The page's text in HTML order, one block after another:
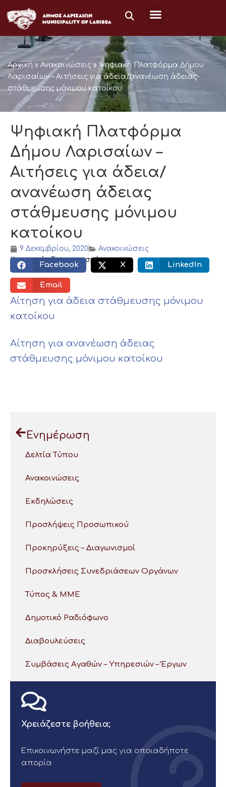
στο
περιεχόμενο
Αρχική » Ανακοινώσεις » Ψηφιακή Πλατφόρμα Δήμου
Λαρισαίων – Αιτήσεις για άδεια/ανανέωση άδειας
στάθμευσης μόνιμου κατοίκου
Ψηφιακή Πλατφόρμα
Δήμου Λαρισαίων –
Αιτήσεις για άδεια/
ανανέωση άδειας
στάθμευσης μόνιμου
κατοίκου
9 Δεκεμβρίου, 2020
Ανακοινώσεις
Κοινωνικός διαμοιρασμός:
Facebook X LinkedIn
Email
Αίτηση για άδεια στάθμευσης μόνιμου
κατοίκου
Αίτηση για ανανέωση άδειας
στάθμευσης μόνιμου κατοίκου
Ενημέρωση
Δελτία Τύπου
Ανακοινώσεις
Εκδηλώσεις
Προσλήψεις Προσωπικού
Προκηρύξεις – Διαγωνισμοί
Προσκλήσεις Συνεδριάσεων Οργάνων
Τύπος & ΜΜΕ
Δημοτικό Ραδιόφωνο
Διαβουλεύσεις
Συμβάσεις Αγαθών – Υπηρεσιών – Έργων
Χρειάζεστε βοήθεια;
Επικοινωνήστε μαζί μας για οποιαδήποτε
απορία